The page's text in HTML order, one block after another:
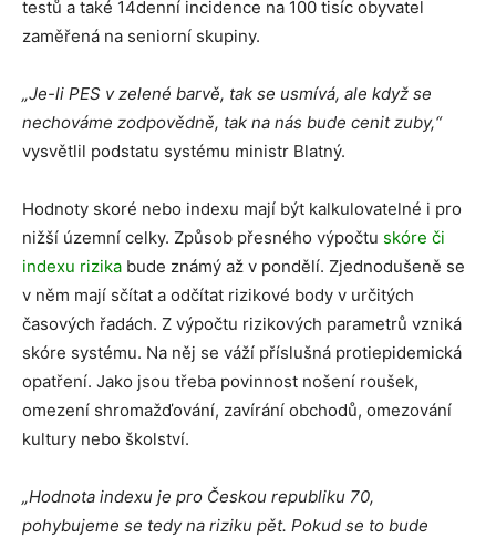
testů a také 14denní incidence na 100 tisíc obyvatel
zaměřená na seniorní skupiny.
„Je-li PES v zelené barvě, tak se usmívá, ale když se
nechováme zodpovědně, tak na nás bude cenit zuby,“
vysvětlil podstatu systému ministr Blatný.
Hodnoty skoré nebo indexu mají být kalkulovatelné i pro
nižší územní celky. Způsob přesného výpočtu skóre či
indexu rizika bude známý až v pondělí. Zjednodušeně se
v něm mají sčítat a odčítat rizikové body v určitých
časových řadách. Z výpočtu rizikových parametrů vzniká
skóre systému. Na něj se váží příslušná protiepidemická
opatření. Jako jsou třeba povinnost nošení roušek,
omezení shromažďování, zavírání obchodů, omezování
kultury nebo školství.
„Hodnota indexu je pro Českou republiku 70,
pohybujeme se tedy na riziku pět. Pokud se to bude